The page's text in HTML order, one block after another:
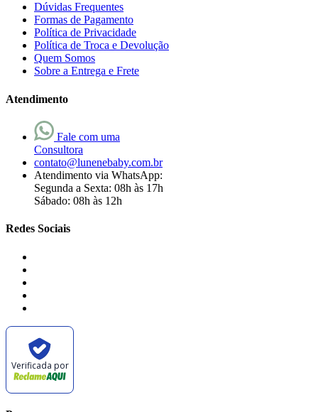
Dúvidas Frequentes
Formas de Pagamento
Política de Privacidade
Política de Troca e Devolução
Quem Somos
Sobre a Entrega e Frete
Atendimento
Fale com uma
Consultora
contato@lunenebaby.com.br
Atendimento via WhatsApp:
Segunda a Sexta: 08h às 17h
Sábado: 08h às 12h
Redes Sociais
Verificada por